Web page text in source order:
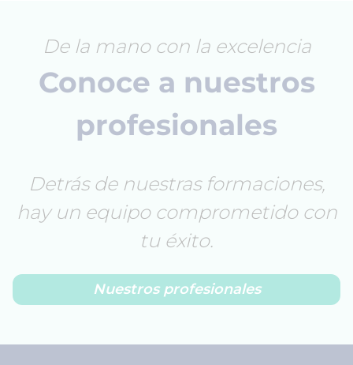
De la mano con la excelencia
Conoce a nuestros
profesionales
Detrás de nuestras formaciones,
hay un equipo comprometido con
tu éxito.
Nuestros profesionales